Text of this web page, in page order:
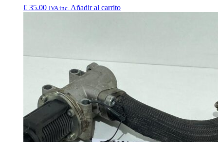
€ 35.00 IVA inc. Añadir al carrito